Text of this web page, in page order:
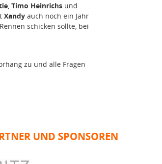
Timo Heinrichs und
Xandy auch noch ein Jahr
schicken sollte, bei
zu und alle Fragen
UND SPONSOREN